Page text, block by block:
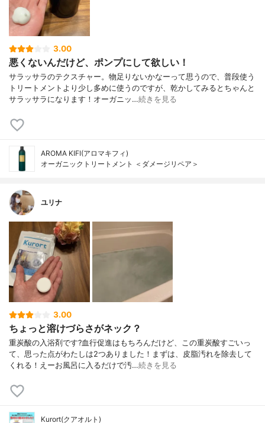
3.00
悪くないんだけど、ポンプにして欲しい！
サラッサラのテクスチャー。物足りないかなーって思うので、普段使う
トリートメントより少し多めに使うのですが、乾かしてみるとちゃんと
サラッサラになります！オーガニッ…続きを見る
AROMA KIFI(アロマキフィ)
オーガニックトリートメント ＜ダメージリペア＞
ユリナ
3.00
ちょっと溶けづらさがネック？
重炭酸の入浴剤です?血行促進はもちろんだけど、この重炭酸すごいっ
て、思った点がわたしは2つありました！まずは、皮脂汚れを除去して
くれる！えーお風呂に入るだけで汚…続きを見る
Kurort(クアオルト)